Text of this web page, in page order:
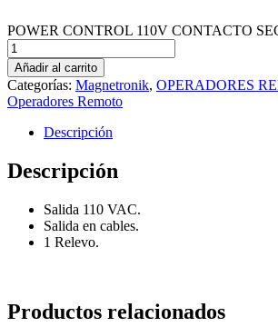
POWER CONTROL 110V CONTACTO
Añadir al carrito
Categorías: Magnetronik, OPERADORES
Operadores Remoto
Descripción
Descripción
Salida 110 VAC.
Salida en cables.
1 Relevo.
Productos relacionados